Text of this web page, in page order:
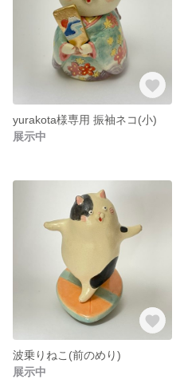
yurakota様専用 振袖ネコ(小)
展示中
波乗りねこ(前のめり)
展示中